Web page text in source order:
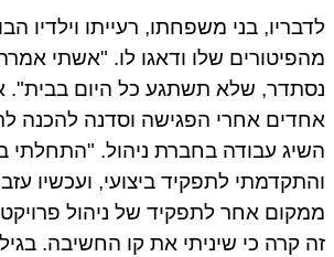
לדבריו, בני משפחתו, רעייתו וילדיו
מהפיטורים שלו ודאגו לו. "אשתי
נסתדר, שלא תשתגע כל היום בבית".
אחדים אחרי הפגישה וסדנה להכנה
השיג עבודה בחברת ניהול. "התחלתי
והתקדמתי לתפקיד ביצועי, ועכשיו
ממקום אחר לתפקיד של ניהול
זה קרה כי שיניתי את קו החשיבה.